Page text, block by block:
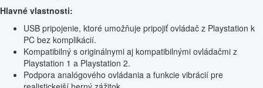
Hlavné vlastnosti:
USB pripojenie, ktoré umožňuje pripojiť ovládač z Playstation k
PC bez komplikácií.
Kompatibilný s originálnymi aj kompatibilnými ovládačmi z
Playstation 1 a Playstation 2.
Podpora analógového ovládania a funkcie vibrácií pre